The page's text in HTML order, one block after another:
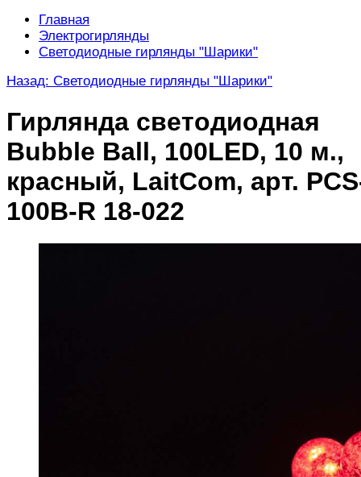
Главная
Электрогирлянды
Светодиодные гирлянды "Шарики"
Назад: Светодиодные гирлянды "Шарики"
Гирлянда светодиодная
Bubble Ball, 100LED, 10 м.,
красный, LaitCom, арт.
100B-R 18-022